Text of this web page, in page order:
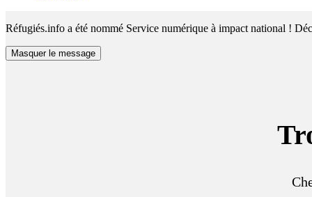
Réfugiés.info a été nommé Service numérique à impact national !
Masquer le message